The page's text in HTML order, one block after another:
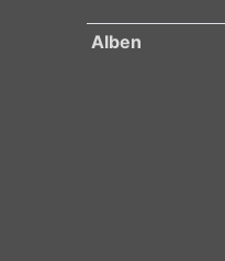
Alben